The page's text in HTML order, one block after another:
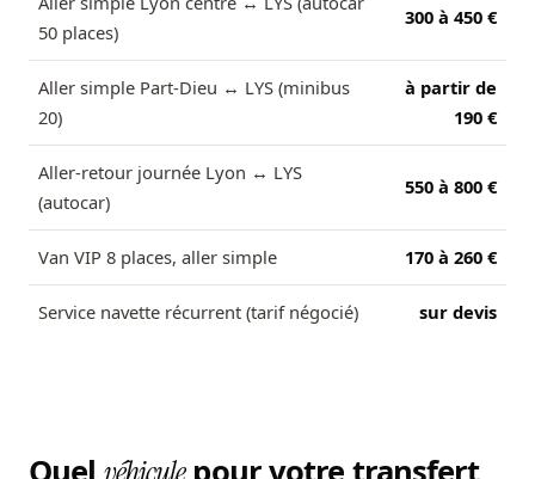
50 places)
300 à 450 €
Aller simple Part-Dieu ↔ LYS (minibus
20)
à partir de
190 €
Aller-retour journée Lyon ↔ LYS
(autocar)
550 à 800 €
Van VIP 8 places, aller simple 170 à 260 €
Service navette récurrent (tarif négocié) sur devis